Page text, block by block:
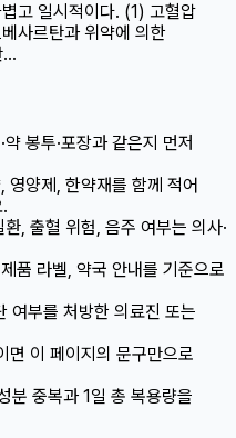
고 일시적이다. (1) 고혈압
사르탄과 위약에 의한
…
봉투·포장과 같은지 먼저
영양제, 한약재를 함께 적어
, 출혈 위험, 음주 여부는 의사·
품 라벨, 약국 안내를 기준으로
여부를 처방한 의료진 또는
면 이 페이지의 문구만으로
분 중복과 1일 총 복용량을